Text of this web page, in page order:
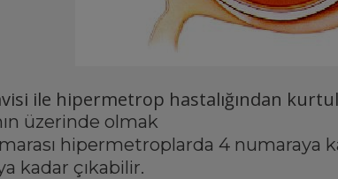
ile hipermetrop hastalığından
üzerinde olmak
hipermetroplarda 4 numaraya
kadar çıkabilir.